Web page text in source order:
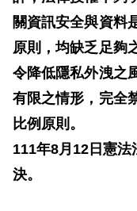
權
公
約
陳
情
申
訴
關資訊安全與資料
原則，均缺乏足夠
令降低隱私外洩之
有限之情形，完全
比例原則。
111年8月 12 日憲法
決。